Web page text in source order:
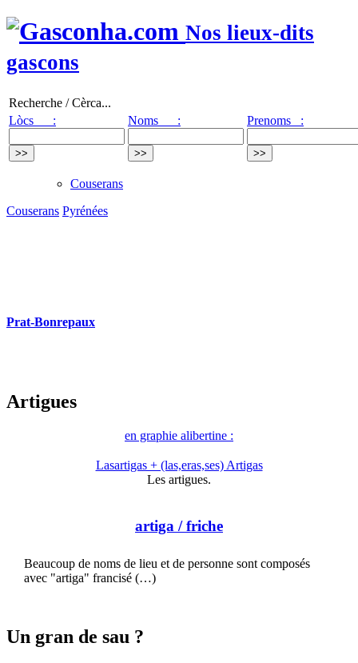
Nos lieux-dits
gascons
Recherche / Cèrca...
Lòcs :
Noms : Prenoms :
Couserans
Couserans Pyrénées
Prat-Bonrepaux
Artigues
en graphie alibertine :
Lasartigas + (las,eras,ses) Artigas
Les artigues.
artiga / friche
Beaucoup de noms de lieu et de personne sont composés
avec "artiga" francisé (…)
Un gran de sau ?